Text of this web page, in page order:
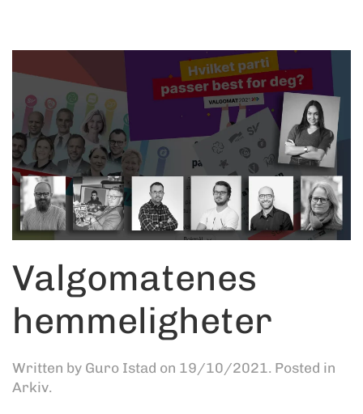
Valgomatenes
hemmeligheter
Written by Guro Istad on 19/10/2021. Posted in
Arkiv.